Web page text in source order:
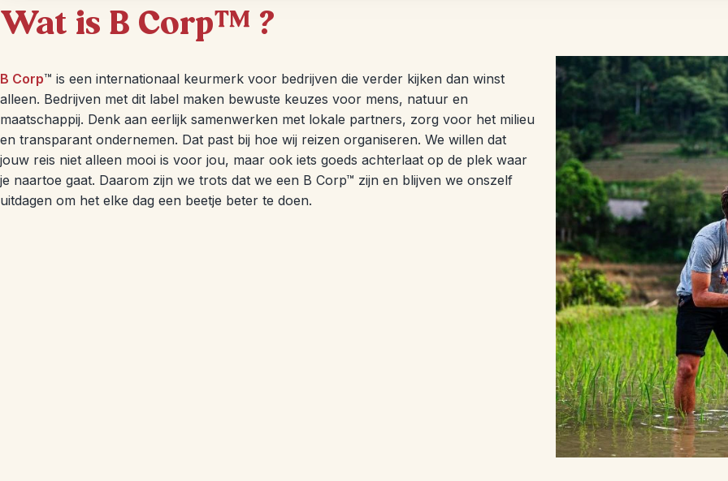
Wat is B Corp™ ?
B Corp™ is een internationaal keurmerk voor bedrijven die verder kijken dan winst
alleen. Bedrijven met dit label maken bewuste keuzes voor mens, natuur en
maatschappij. Denk aan eerlijk samenwerken met lokale partners, zorg voor het milieu
en transparant ondernemen. Dat past bij hoe wij reizen organiseren. We willen dat
jouw reis niet alleen mooi is voor jou, maar ook iets goeds achterlaat op de plek waar
je naartoe gaat. Daarom zijn we trots dat we een B Corp™ zijn en blijven we onszelf
uitdagen om het elke dag een beetje beter te doen.